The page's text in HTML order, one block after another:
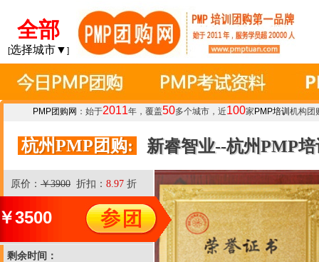
全部
[选择城市▼ ]
PMP团购网 ：始于2011年，覆盖50多个城市，近100家 PMP培训 机构团
杭州PMP团购: 新睿智业--杭州PMP
原价： ￥3900 折扣： 8.97 折
3500
剩余时间：